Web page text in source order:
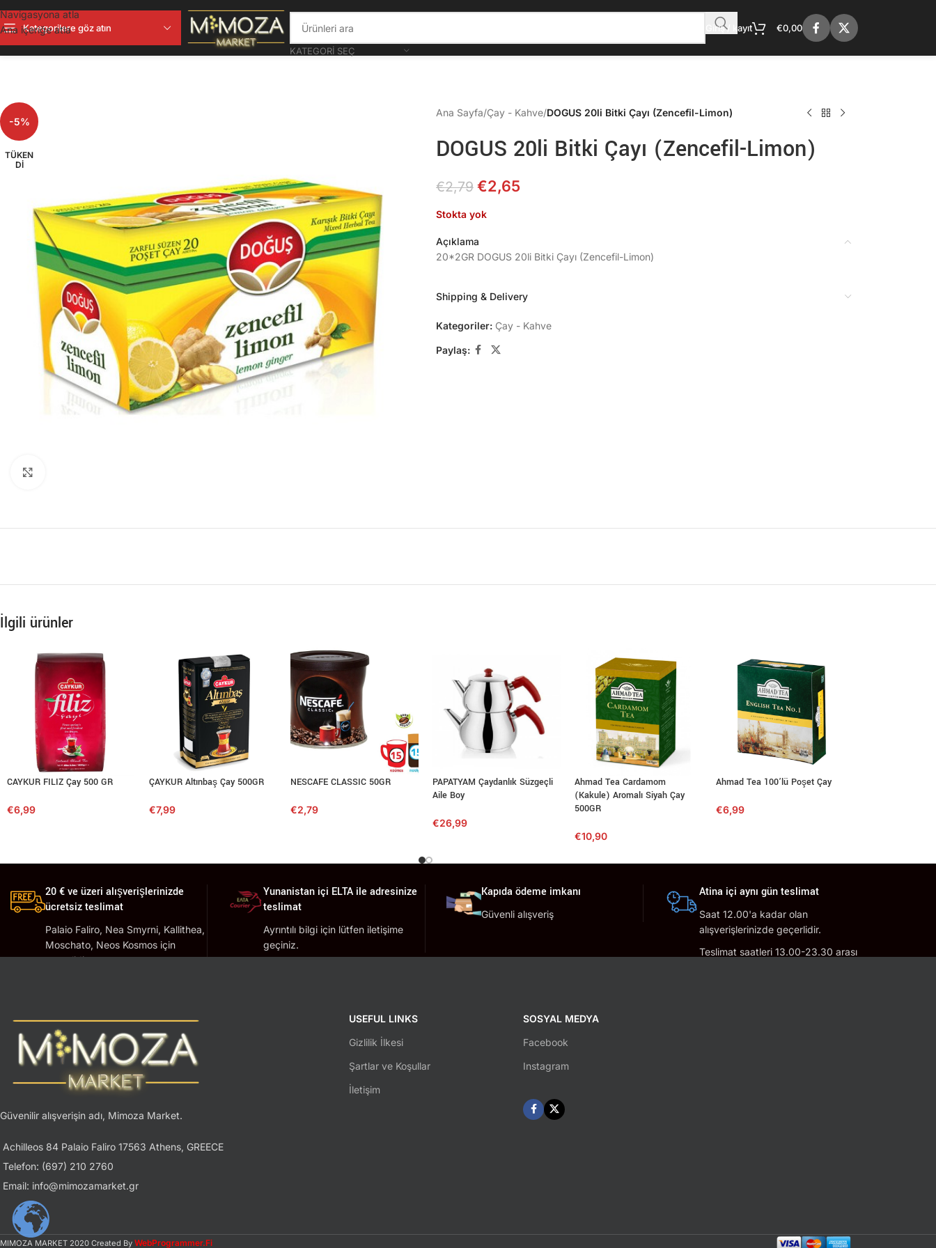
Navigasyona atla
Ana içeriğe atla
Kategorilere göz atın
KATEGORI SEÇ
Giriş / kayıt €0,00
-5%
TÜKEN
DI
Ana Sayfa/Çay - Kahve/DOGUS 20li Bitki Çayı (Zencefil-Limon)
DOGUS 20li Bitki Çayı (Zencefil-Limon)
€2,79 €2,65
Stokta yok
Açıklama
20*2GR DOGUS 20li Bitki Çayı (Zencefil-Limon)
Shipping & Delivery
Kategoriler: Çay - Kahve
Paylaş:
İlgili ürünler
CAYKUR FILIZ Çay 500 GR
€6,99
ÇAYKUR Altınbaş Çay 500GR
€7,99
NESCAFE CLASSIC 50GR
€2,79
PAPATYAM Çaydanlık Süzgeçli
Aile Boy
€26,99
Ahmad Tea Cardamom
(Kakule) Aromalı Siyah Çay
500GR
€10,90
Ahmad Tea 100’lü Poşet Çay
€6,99
20 € ve üzeri alışverişlerinizde
ücretsiz teslimat
Palaio Faliro, Nea Smyrni, Kallithea,
Moschato, Neos Kosmos için
geçerlidir.
Yunanistan içi ELTA ile adresinize
teslimat
Ayrıntılı bilgi için lütfen iletişime
geçiniz.
Kapıda ödeme imkanı
Güvenli alışveriş
Atina içi aynı gün teslimat
Saat 12.00'a kadar olan
alışverişlerinizde geçerlidir.
Teslimat saatleri 13.00-23.30 arası
Güvenilir alışverişin adı, Mimoza Market.
Achilleos 84 Palaio Faliro 17563 Athens, GREECE
Telefon: (697) 210 2760
Email: info@mimozamarket.gr
USEFUL LINKS
Gizlilik İlkesi
Şartlar ve Koşullar
İletişim
SOSYAL MEDYA
Facebook
Instagram
MIMOZA MARKET 2020 Created By WebProgrammer.Fi